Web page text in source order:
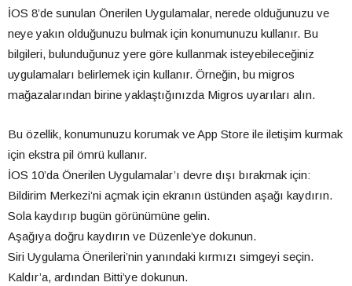
İOS 8’de sunulan Önerilen Uygulamalar, nerede olduğunuzu ve
neye yakın olduğunuzu bulmak için konumunuzu kullanır. Bu
bilgileri, bulunduğunuz yere göre kullanmak isteyebileceğiniz
uygulamaları belirlemek için kullanır. Örneğin, bu migros
mağazalarından birine yaklaştığınızda Migros uyarıları alın.
Bu özellik, konumunuzu korumak ve App Store ile iletişim kurmak
için ekstra pil ömrü kullanır.
İOS 10’da Önerilen Uygulamalar’ı devre dışı bırakmak için:
Bildirim Merkezi’ni açmak için ekranın üstünden aşağı kaydırın.
Sola kaydırıp bugün görünümüne gelin.
Aşağıya doğru kaydırın ve Düzenle’ye dokunun.
Siri Uygulama Önerileri’nin yanındaki kırmızı simgeyi seçin.
Kaldır’a, ardından Bitti’ye dokunun.